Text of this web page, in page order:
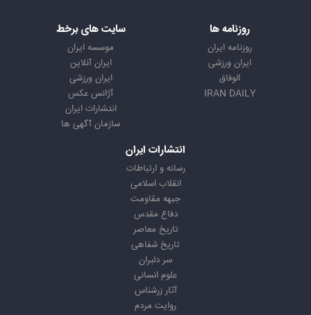
روزنامه ها
روزنامه ایران
ایران ورزشی
الوفاق
IRAN DAILY
سایت های برخط
موسسه ایران
ایران آنلاین
ایران ورزشی
آژانس عکس
انتشارات ایران
سازمان آگهی ها
انتشارات ایران
رسانه و ارتباطات
انقلاب اسلامی
جبهه مقاومت
دفاع مقدس
تاریخ معاصر
تاریخ شفاهی
سر دلبران
علوم انسانی
آثار زرشناس
روایت مردم